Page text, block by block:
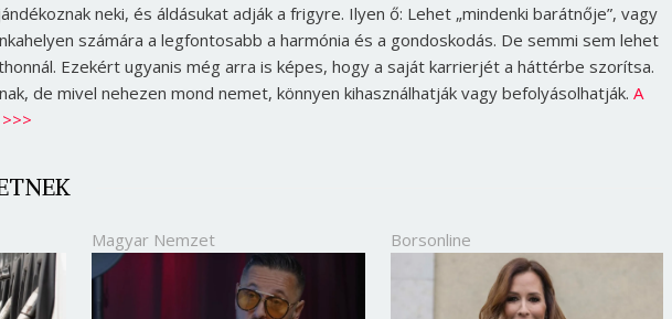
neki, és áldásukat adják a frigyre. Ilyen ő: Lehet „mindenki barátnője”, vagy
számára a legfontosabb a harmónia és a gondoskodás. De semmi sem lehet
Ezekért ugyanis még arra is képes, hogy a saját karrierjét a háttérbe szorítsa.
de mivel nehezen mond nemet, könnyen kihasználhatják vagy befolyásolhatják. A
Magyar Nemzet Borsonline